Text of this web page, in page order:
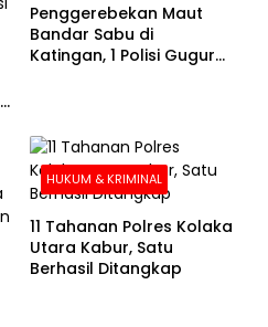
Penggerebekan Maut
Bandar Sabu di
Katingan, 1 Polisi Gugur
HUKUM & KRIMINAL
11 Tahanan Polres Kolaka
Utara Kabur, Satu
Berhasil Ditangkap